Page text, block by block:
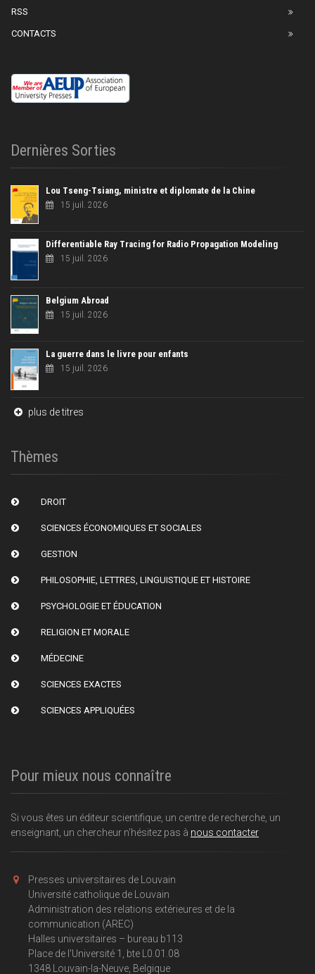
RSS
CONTACTS
Dernières Sorties
Lou Tseng-Tsiang, ministre et diplomate de la Chine
15 juil. 2026
Differentiable Ray Tracing for Radio Propagation Modeling
15 juil. 2026
Belgium Abroad
15 juil. 2026
La guerre dans le livre pour enfants
15 juil. 2026
plus de titres
Thèmes
DROIT
SCIENCES ÉCONOMIQUES ET SOCIALES
GESTION
PHILOSOPHIE, LETTRES, LINGUISTIQUE ET HISTOIRE
PSYCHOLOGIE ET ÉDUCATION
RELIGION ET MORALE
MÉDECINE
SCIENCES EXACTES
SCIENCES APPLIQUÉES
Pour mieux nous connaître
Si vous êtes un éditeur scientifique, un centre de recherche, un
enseignant, un chercheur n'hésitez pas à nous contacter
Presses universitaires de Louvain
Université catholique de Louvain
Administration des relations extérieures et de la
communication (AREC)
Halles universitaires – bureau b113
Place de l'Université 1, bte L0.01.08
1348 Louvain-la-Neuve, Belgique